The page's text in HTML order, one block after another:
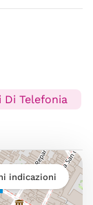
Di Telefonia
indicazioni